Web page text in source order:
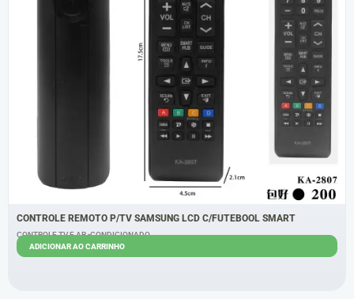
CONTROLE REMOTO P/TV SAMSUNG LCD C/FUTEBOOL SMART
CONTROLE TV E AR -CONDICIONADO
ADICIONAR AO CARRINHO